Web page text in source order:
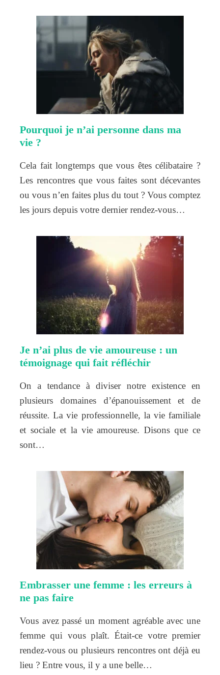
Pourquoi je n’ai personne dans ma
vie ?
Cela fait longtemps que vous êtes célibataire ?
Les rencontres que vous faites sont décevantes
ou vous n’en faites plus du tout ? Vous comptez
les jours depuis votre dernier rendez-vous…
Je n’ai plus de vie amoureuse : un
témoignage qui fait réfléchir
On a tendance à diviser notre existence en
plusieurs domaines d’épanouissement et de
réussite. La vie professionnelle, la vie familiale
et sociale et la vie amoureuse. Disons que ce
sont…
Embrasser une femme : les erreurs à
ne pas faire
Vous avez passé un moment agréable avec une
femme qui vous plaît. Était-ce votre premier
rendez-vous ou plusieurs rencontres ont déjà eu
lieu ? Entre vous, il y a une belle…